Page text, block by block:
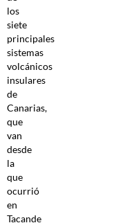
los
siete
principales
sistemas
volcánicos
insulares
de
Canarias,
que
van
desde
la
que
ocurrió
en
Tacande